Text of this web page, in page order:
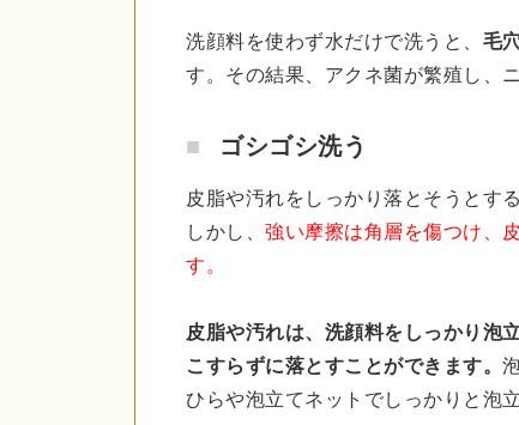
洗顔料を使わず水だけで洗うと、 毛
す。その結果、アクネ菌が繁殖し、
ゴシゴシ洗う
皮脂や汚れをしっかり落とそうとす
しかし、 強い摩擦は角層を傷つけ、
す。
皮脂や汚れは、洗顔料をしっかり泡
こすらずに落とすことができます。
ひらや泡立てネットでしっかりと泡